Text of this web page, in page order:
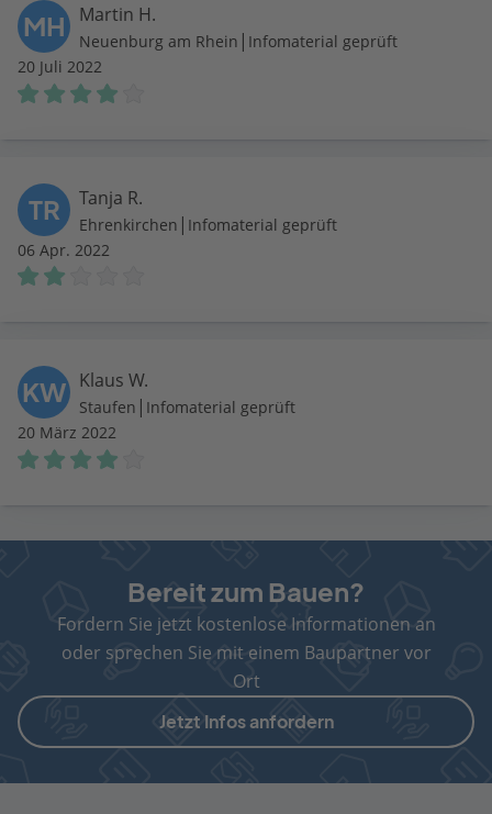
MH Martin H.
Neuenburg am Rhein | Infomaterial geprüft
20 Juli 2022
TR Tanja R.
Ehrenkirchen | Infomaterial geprüft
06 Apr. 2022
KW Klaus W.
Staufen | Infomaterial geprüft
20 März 2022
Bereit zum Bauen?
Fordern Sie jetzt kostenlose Informationen an
oder sprechen Sie mit einem Baupartner vor
Ort
Jetzt Infos anfordern